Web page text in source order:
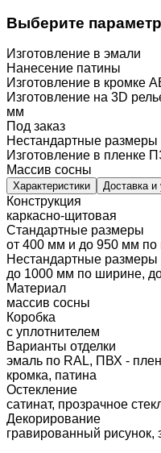
Выберите
Изготовление в эмали
Нанесение патины
Изготовление в кромке
Изготовление на 3D
мм
Под заказ
Нестандартные размеры
Изготовление в пленке
Массив сосны
Характеристики Доставка и
Конструкция
каркасно-щитовая
Стандартные размеры
от 400 мм и до 950 мм
Нестандартные размеры
до 1000 мм по ширине,
Материал
массив сосны
Коробка
с уплотнителем
Варианты отделки
эмаль по RAL, ПВХ -
кромка, патина
Остекление
сатинат, прозрачное
Декорирование
гравированный рисунок,